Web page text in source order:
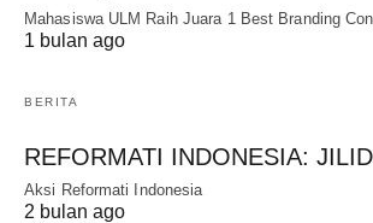
Mahasiswa ULM Raih Juara 1 Best Branding
1 bulan ago
BERITA
REFORMATI INDONESIA:
Aksi Reformati Indonesia
2 bulan ago